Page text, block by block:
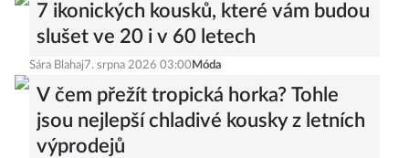
7 ikonických kousků, které vám budou
slušet ve 20 i v 60 letech
Sára Blahaj 7. srpna 2026 03:00 Móda
V čem přežít tropická horka? Tohle
jsou nejlepší chladivé kousky z letních
výprodejů